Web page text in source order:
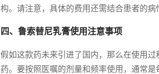
构。请注意，具体的费用还需结合患者的病
四、鲁索替尼乳膏使用注意事项
假如这款药未来引进了国内，那么在使用
药。要按照医嘱的剂量和频率使用，通常是